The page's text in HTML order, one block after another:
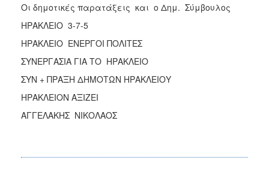
Οι δημοτικές παρατάξεις και ο Δημ. Σύμβουλος
ΗΡΑΚΛΕΙΟ 3-7-5
ΗΡΑΚΛΕΙΟ ΕΝΕΡΓΟΙ ΠΟΛΙΤΕΣ
ΣΥΝΕΡΓΑΣΙΑ ΓΙΑ ΤΟ ΗΡΑΚΛΕΙΟ
ΣΥΝ + ΠΡΑΞΗ ΔΗΜΟΤΩΝ ΗΡΑΚΛΕΙΟΥ
ΗΡΑΚΛΕΙΟΝ ΑΞΙΖΕΙ
ΑΓΓΕΛΑΚΗΣ ΝΙΚΟΛΑΟΣ